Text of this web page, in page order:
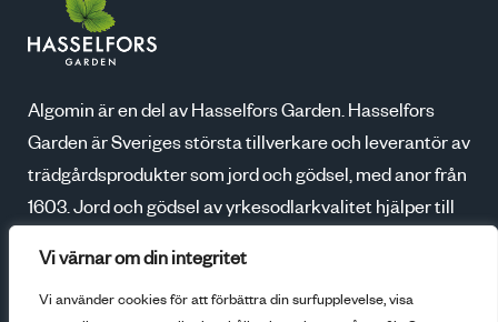
Vi värnar om din integritet
Vi använder cookies för att förbättra din surfupplevelse, visa
Algomin är en del av Hasselfors Garden. Hasselfors
Garden är Sveriges största tillverkare och leverantör av
trädgårdsprodukter som jord och gödsel, med anor från
1603. Jord och gödsel av yrkesodlarkvalitet hjälper till
vi för en bättre framtid.